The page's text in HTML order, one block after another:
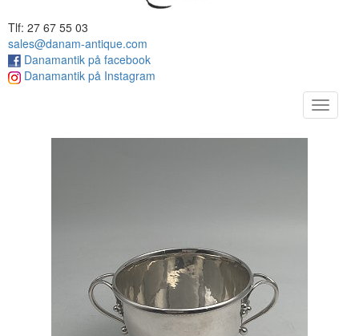
Tlf: 27 67 55 03
sales@danam-antique.com
Danamantik på facebook
Danamantik på Instagram
Toggle